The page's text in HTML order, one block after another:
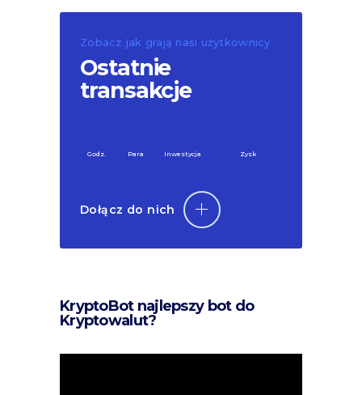
Zobacz jak grają nasi użytkownicy
Ostatnie
transakcje
Godz. Para Inwestycja Zysk
Dołącz do nich
KryptoBot najlepszy bot do
Kryptowalut?